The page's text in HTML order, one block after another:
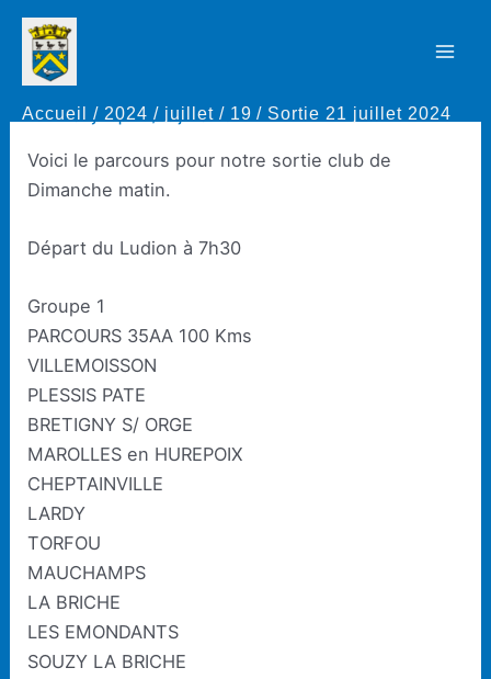
Aller
contenu
Accueil 2024 juillet 19 Sortie 21 juillet 2024
Sortie 21 juillet 2024
ParThierry Rapaud / 19 juillet 2024
Voici le parcours pour notre sortie club de
Dimanche matin.
Départ du Ludion à 7h30
Groupe 1
PARCOURS 35AA 100 Kms
VILLEMOISSON
PLESSIS PATE
BRETIGNY S/ ORGE
MAROLLES en HUREPOIX
CHEPTAINVILLE
LARDY
TORFOU
MAUCHAMPS
LA BRICHE
LES EMONDANTS
SOUZY LA BRICHE